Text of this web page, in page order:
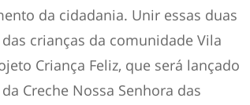
da cidadania. Unir essas duas
crianças da comunidade Vila
Criança Feliz, que será lançado
Creche Nossa Senhora das